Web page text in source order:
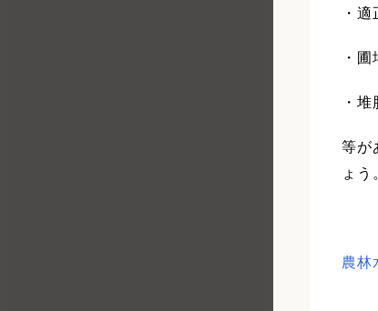
・
・
・
等が
ょう
農林